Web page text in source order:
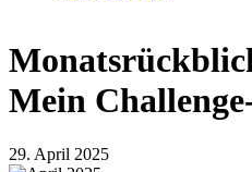
Mein
29. April 2025